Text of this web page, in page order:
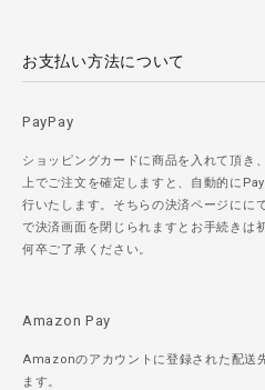
お支払い方法について
PayPay
ショッピングカードに商品を入れて頂き
上でご注文を確定しますと、自動的に
行いたします。そちらの決済ページにに
で決済画面を閉じられますとお手続きは
何卒ご了承ください。
Amazon Pay
Amazonのアカウントに登録された配送
ます。